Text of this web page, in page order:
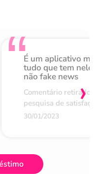
É um aplicativo
tudo que tem nele
não fake news
Comentário retirado
pesquisa de
30/01/2023
›